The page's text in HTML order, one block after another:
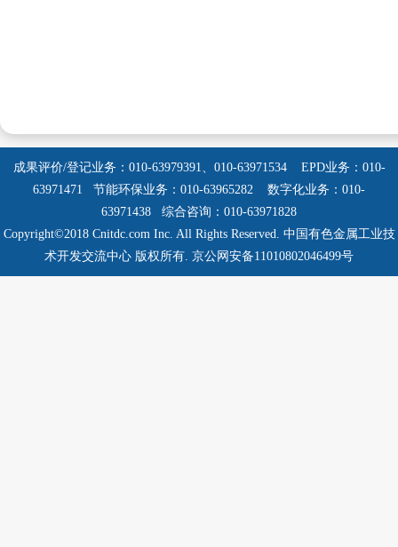
成果评价/登记业务：010-63979391、010-63971534
EPD业务：010-
63971471 节能环保业务：010-63965282
数字化业务：010-
63971438 综合咨询：010-63971828
Copyright©2018 Cnitdc.com Inc. All Rights Reserved. 中国有色金属工业技
术开发交流中心 版权所有. 京公网安备11010802046499号